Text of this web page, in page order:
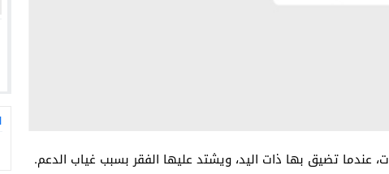
عندما تضيق بها ذات اليد، ويشتد عليها الفقر بسبب غياب الدعم.